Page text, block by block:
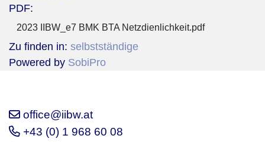
PDF:
2023 IIBW_e7 BMK BTA Netzdienlichkeit.pdf
Zu finden in: selbstständige
Powered by SobiPro
office@iibw.at
+43 (0) 1 968 60 08